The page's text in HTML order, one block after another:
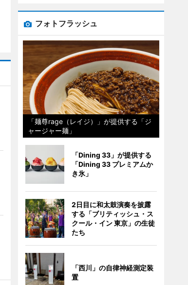
フォトフラッシュ
「麺尊rage（レイジ）」が提供する「ジ
ャージャー麺」
「Dining 33」が提供する
「Dining 33 プレミアムか
き氷」
2日目に和太鼓演奏を披露
する「ブリティッシュ・ス
クール・イン 東京」の生徒
たち
「西川」の自律神経測定装
置